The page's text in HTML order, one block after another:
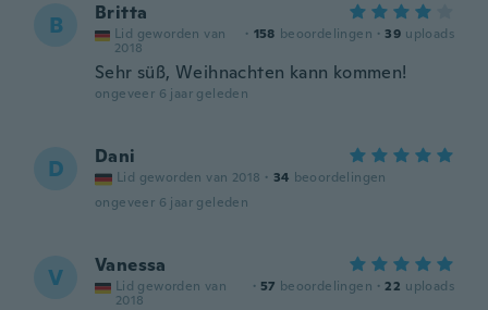
B Britta
Lid geworden van
2018
· 158 beoordelingen · 39 uploads
Sehr süß, Weihnachten kann kommen!
ongeveer 6 jaar geleden
D Dani
Lid geworden van 2018 · 34 beoordelingen
ongeveer 6 jaar geleden
V Vanessa
Lid geworden van
2018
· 57 beoordelingen · 22 uploads